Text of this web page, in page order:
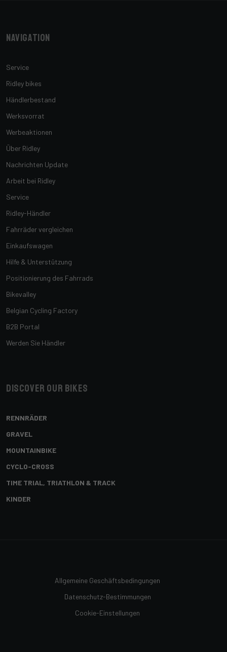
Navigation
Service
Ridley bikes
Händlerbestand
Werksvorrat
Werbeaktionen
Über Ridley
Nachrichten Update
Arbeit bei Ridley
Service
Ridley-Händler
Fahrräder vergleichen
Einkaufswagen
Hilfe & Unterstützung
Positionierung des Fahrrads
Bikevalley
Belgian Cycling Factory
B2B Portal
Werden Sie Händler
Discover our bikes
RENNRÄDER
GRAVEL
MOUNTAINBIKE
CYCLO-CROSS
TIME TRIAL, TRIATHLON & TRACK
KINDER
Allgemeine Geschäftsbedingungen
Datenschutz-Bestimmungen
Cookie-Einstellungen